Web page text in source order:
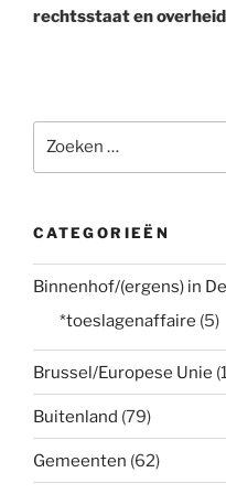
rechtsstaat en
naar:
CATEGORIEËN
Binnenhof/(ergens) in
*toeslagenaffaire (5)
Brussel/Europese Unie
Buitenland (79)
Gemeenten (62)